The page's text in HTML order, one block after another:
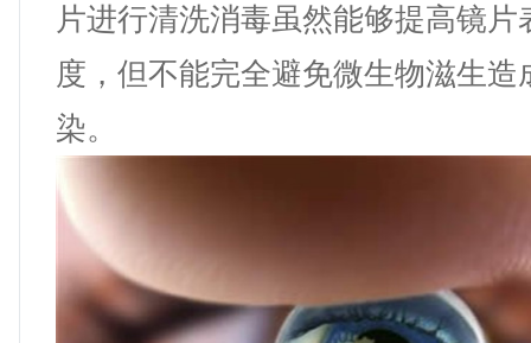
片进行清洗消毒虽然能够提高镜片
度，但不能完全避免微生物滋生造
染。